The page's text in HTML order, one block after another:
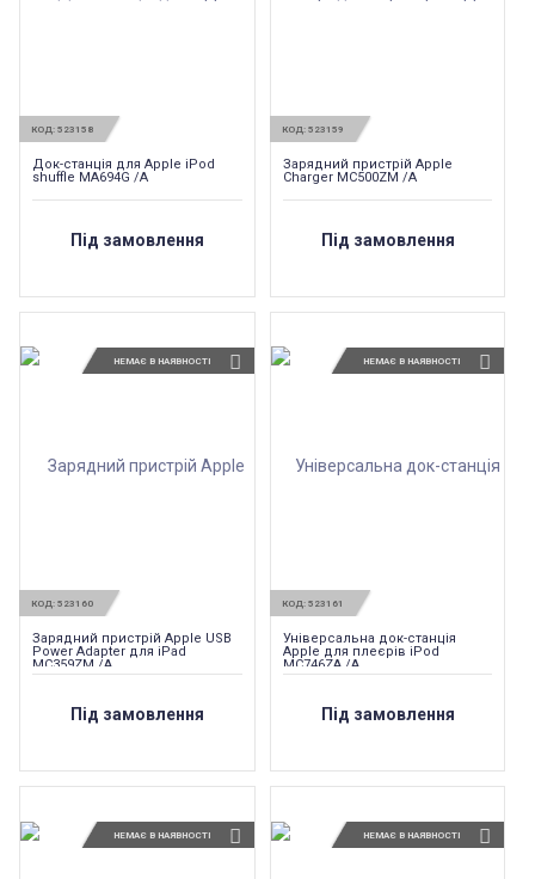
КОД: 523158
Док-станція для Apple iPod
shuffle MA694G /A
Під замовлення
КОД: 523159
Зарядний пристрій Apple
Charger MC500ZM /A
Під замовлення
НЕМАЄ В НАЯВНОСТІ
КОД: 523160
Зарядний пристрій Apple USB
Power Adapter для iPad
MC359ZM /A
Під замовлення
НЕМАЄ В НАЯВНОСТІ
КОД: 523161
Універсальна док-станція
Apple для плеєрів iPod
MC746ZA /A
Під замовлення
НЕМАЄ В НАЯВНОСТІ НЕМАЄ В НАЯВНОСТІ